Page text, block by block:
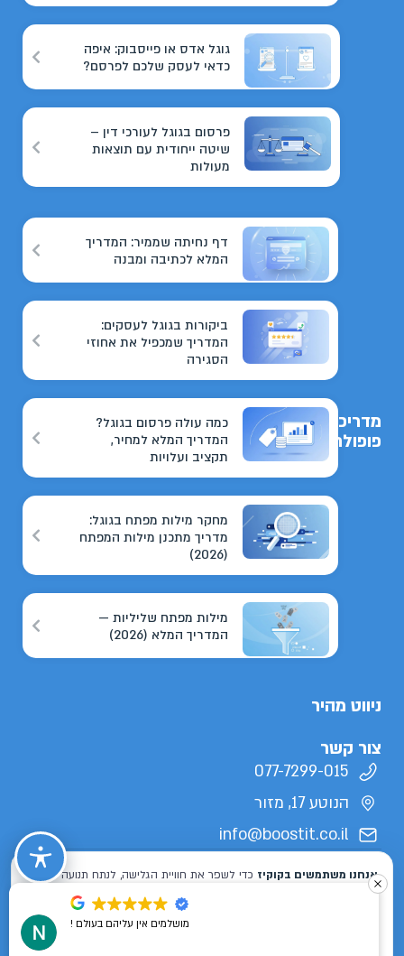
גוגל אדס או פייסבוק: איפה
כדאי לעסק שלכם לפרסם?
פרסום בגוגל לעורכי דין –
שיטה ייחודית עם תוצאות
מעולות
מדריכים
פופולריים
דף נחיתה שממיר: המדריך
המלא לכתיבה ומבנה
ביקורות בגוגל לעסקים:
המדריך שמכפיל את אחוזי
הסגירה
כמה עולה פרסום בגוגל?
המדריך המלא למחיר,
תקציב ועלויות
מחקר מילות מפתח בגוגל:
מדריך מתכנן מילות המפתח
(2026)
מילות מפתח שליליות —
המדריך המלא (2026)
ניווט מהיר
צור קשר
077-7299-015
הנוטע 17, מזור
info@boostit.co.il
כל הזכויות שמורות לבוסטיט 2026 ©
Designed & Developed by
מושלמים אין עליהם בעולם !